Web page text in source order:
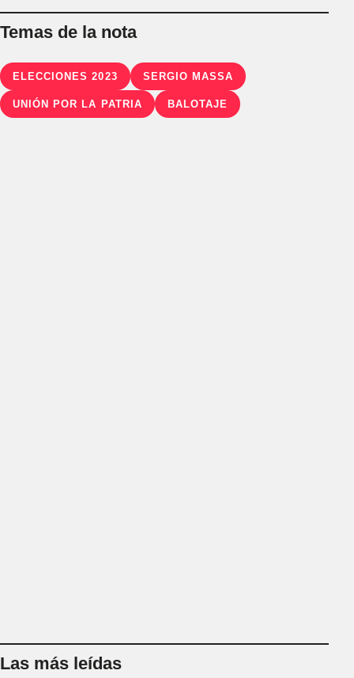
Temas de la nota
ELECCIONES 2023 SERGIO MASSA
UNIÓN POR LA PATRIA BALOTAJE
Las más leídas